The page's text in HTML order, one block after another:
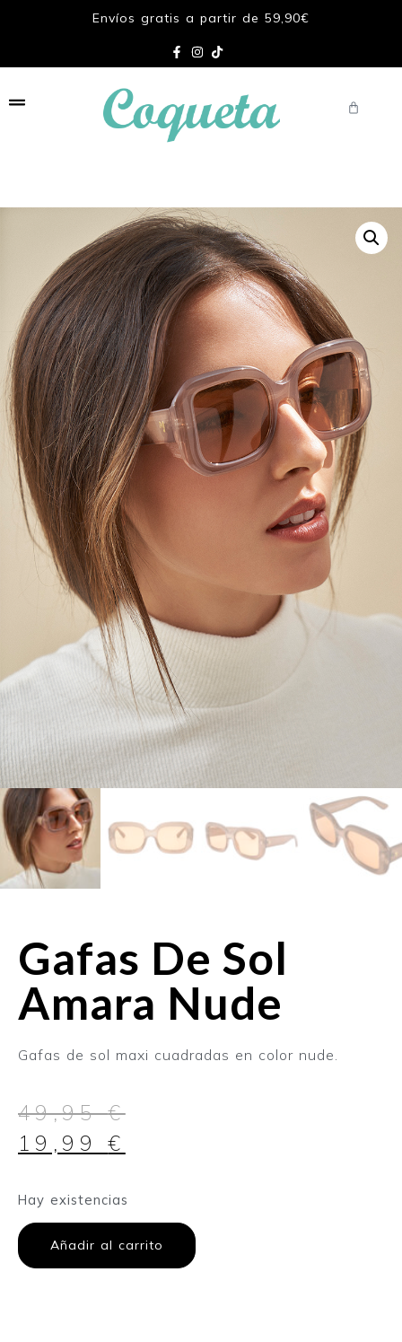
Envíos gratis a partir de 59,90€
Gafas De Sol
Amara Nude
Gafas de sol maxi cuadradas en color nude.
49,95€
19,99€
Hay existencias
Añadir al carrito